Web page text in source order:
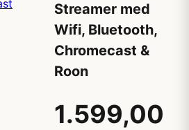
Streamer med
Wifi, Bluetooth,
Chromecast &
Roon
1.599,00